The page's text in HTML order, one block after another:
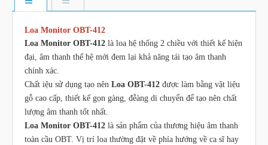
Loa Monitor OBT-412
Loa Monitor OBT-412 là loa hệ thống 2 chiều với thiết kế hiện
đại, âm thanh thế hệ mới đem lại khả năng tái tạo âm thanh
chính xác.
Chất iệu sử dụng tạo nên Loa OBT-412 được làm bằng vật liệu
gỗ cao cấp, thiết kế gọn gàng, đễàng di chuyển để tạo nên chất
lượng âm thanh tốt nhất.
Loa Monitor OBT-412 là sản phẩm của thương hiệu âm thanh
toàn cầu OBT. Vị trí loa thường đặt về phía hướng về ca sĩ hay